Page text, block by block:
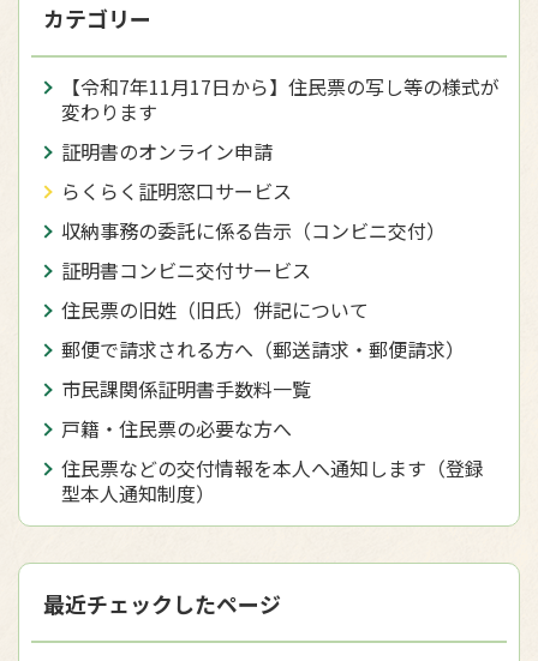
カテゴリー
【令和7年11月17日から】住民票の写し等の様式が
変わります
証明書のオンライン申請
らくらく証明窓口サービス
収納事務の委託に係る告示（コンビニ交付）
証明書コンビニ交付サービス
住民票の旧姓（旧氏）併記について
郵便で請求される方へ（郵送請求・郵便請求）
市民課関係証明書手数料一覧
戸籍・住民票の必要な方へ
住民票などの交付情報を本人へ通知します（登録
型本人通知制度）
最近チェックしたページ